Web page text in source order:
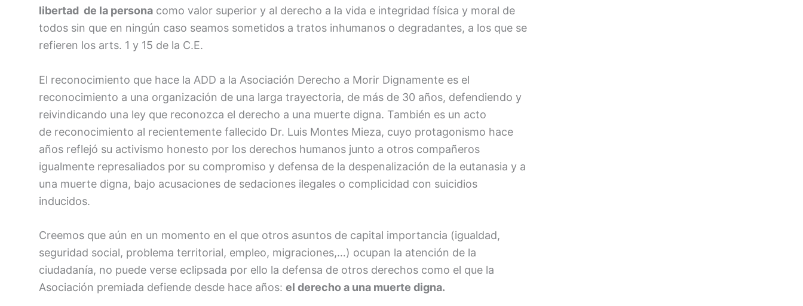
libertad de la persona como valor superior y al derecho a la vida e integridad física y moral de
todos sin que en ningún caso seamos sometidos a tratos inhumanos o degradantes, a los que se
refieren los arts. 1 y 15 de la C.E.
El reconocimiento que hace la ADD a la Asociación Derecho a Morir Dignamente es el
reconocimiento a una organización de una larga trayectoria, de más de 30 años, defendiendo y
reivindicando una ley que reconozca el derecho a una muerte digna. También es un acto
de reconocimiento al recientemente fallecido Dr. Luis Montes Mieza, cuyo protagonismo hace
años reflejó su activismo honesto por los derechos humanos junto a otros compañeros
igualmente represaliados por su compromiso y defensa de la despenalización de la eutanasia y a
una muerte digna, bajo acusaciones de sedaciones ilegales o complicidad con suicidios
inducidos.
Creemos que aún en un momento en el que otros asuntos de capital importancia (igualdad,
seguridad social, problema territorial, empleo, migraciones,…) ocupan la atención de la
ciudadanía, no puede verse eclipsada por ello la defensa de otros derechos como el que la
Asociación premiada defiende desde hace años: el derecho a una muerte digna.